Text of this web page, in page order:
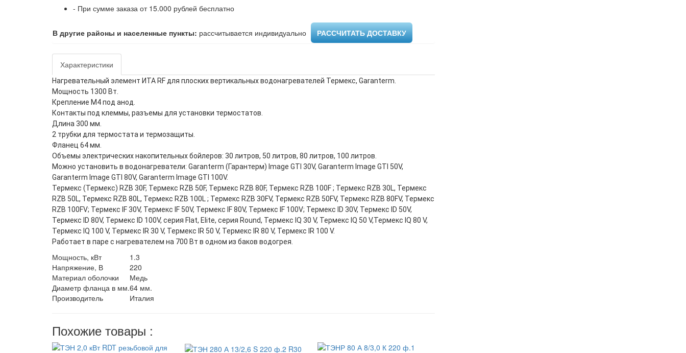
- При сумме заказа от 15.000 рублей бесплатно
В другие районы и населенные пункты: рассчитывается индивидуально ​ РАССЧИТАТЬ ДОСТАВКУ
Характеристики
Нагревательный элемент ИТА RF для плоских вертикальных водонагревателей Термекс, Garanterm.
Мощность 1300 Вт.
Крепление M4 под анод.
Контакты под клеммы, разъемы для установки термостатов.
Длина 300 мм.
2 трубки для термостата и термозащиты.
Фланец 64 мм.
Объемы электрических накопительных бойлеров: 30 литров, 50 литров, 80 литров, 100 литров.
Можно установить в водонагреватели: Garanterm (Гарантерм) Image GTI 30V, Garanterm Image GTI 50V,
Garanterm Image GTI 80V, Garanterm Image GTI 100V.
Термекс (Термекс) RZB 30F, Термекс RZB 50F, Термекс RZB 80F, Термекс RZB 100F ; Термекс RZB 30L, Термекс
RZB 50L, Термекс RZB 80L, Термекс RZB 100L ; Термекс RZB 30FV, Термекс RZB 50FV, Термекс RZB 80FV, Термекс
RZB 100FV; Термекс IF 30V, Термекс IF 50V, Термекс IF 80V, Термекс IF 100V; Термекс ID 30V, Термекс ID 50V,
Термекс ID 80V, Термекс ID 100V, серия Flat, Elite, серия Round, Термекс IQ 30 V, Термекс IQ 50 V,Термекс IQ 80 V,
Термекс IQ 100 V, Термекс IR 30 V, Термекс IR 50 V, Термекс IR 80 V, Термекс IR 100 V.
Работает в паре с нагревателем на 700 Вт в одном из баков водогрея.
Мощность, кВт
1.3
Напряжение, В
220
Материал оболочки
Медь
Диаметр фланца в мм.64 мм.
Производитель
Италия
Похожие товары :